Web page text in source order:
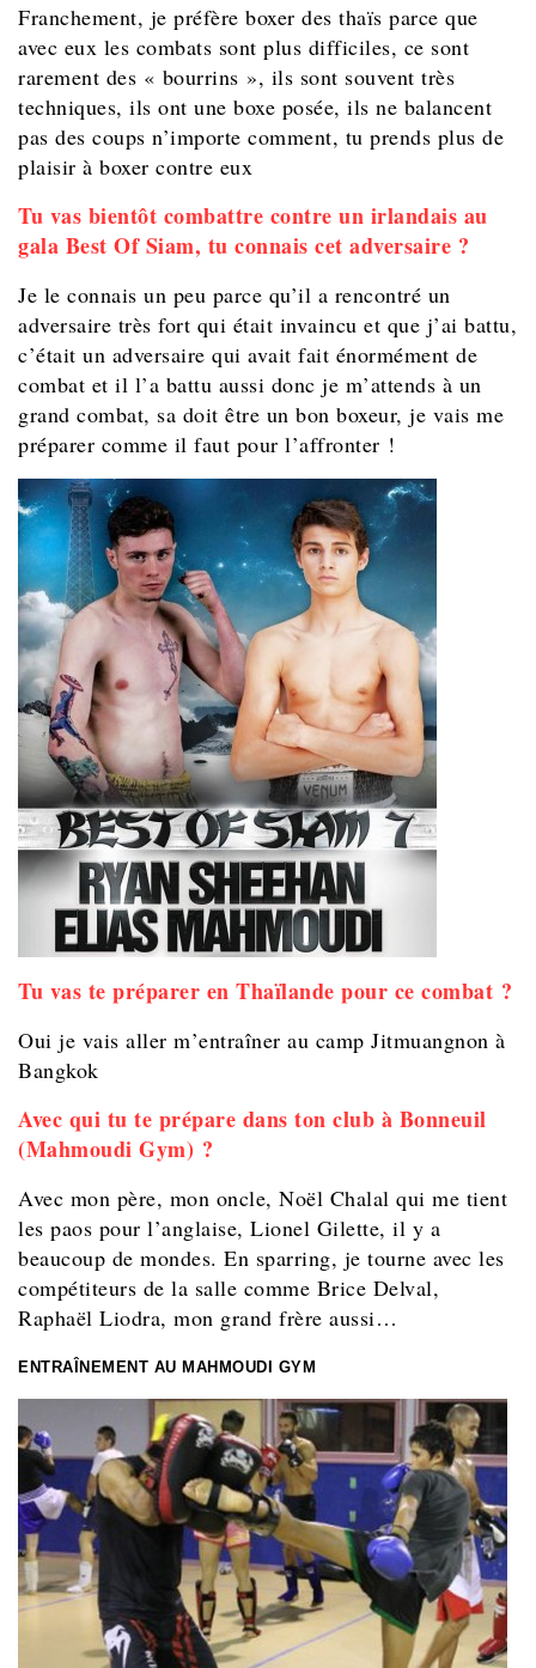
Franchement, je préfère boxer des thaïs parce que
avec eux les combats sont plus difficiles, ce sont
rarement des « bourrins », ils sont souvent très
techniques, ils ont une boxe posée, ils ne balancent
pas des coups n’importe comment, tu prends plus de
plaisir à boxer contre eux
Tu vas bientôt combattre contre un irlandais au
gala Best Of Siam, tu connais cet adversaire ?
Je le connais un peu parce qu’il a rencontré un
adversaire très fort qui était invaincu et que j’ai battu,
c’était un adversaire qui avait fait énormément de
combat et il l’a battu aussi donc je m’attends à un
grand combat, sa doit être un bon boxeur, je vais me
préparer comme il faut pour l’affronter !
Tu vas te préparer en Thaïlande pour ce combat ?
Oui je vais aller m’entraîner au camp Jitmuangnon à
Bangkok
Avec qui tu te prépare dans ton club à Bonneuil
(Mahmoudi Gym) ?
Avec mon père, mon oncle, Noël Chalal qui me tient
les paos pour l’anglaise, Lionel Gilette, il y a
beaucoup de mondes. En sparring, je tourne avec les
compétiteurs de la salle comme Brice Delval,
Raphaël Liodra, mon grand frère aussi…
ENTRAÎNEMENT AU MAHMOUDI GYM